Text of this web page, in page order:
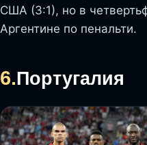
США (3:1), но в
Аргентине по пенальти.
6.Португалия